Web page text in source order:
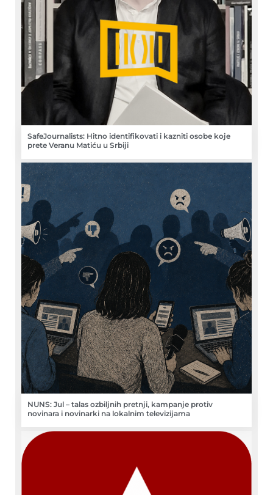
SafeJournalists: Hitno identifikovati i kazniti osobe koje
prete Veranu Matiću u Srbiji
NUNS: Jul – talas ozbiljnih pretnji, kampanje protiv
novinara i novinarki na lokalnim televizijama